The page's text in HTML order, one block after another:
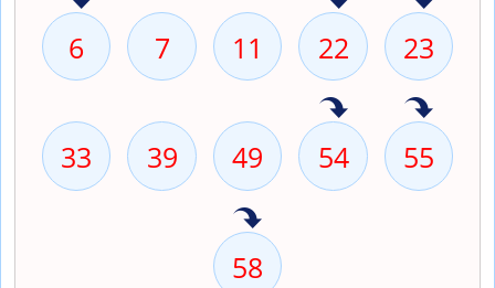
6 7 11 22 23
33 39 49 54 55
58